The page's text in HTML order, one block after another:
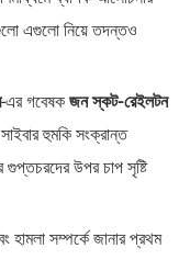
এগুলো নিয়ে তদন্তও
-এর গবেষক জন স্কট-রেইলটন
হুমকি সংক্রান্ত
গুপ্তচরদের উপর চাপ সৃষ্টি
সম্পর্কে জানার প্রথম